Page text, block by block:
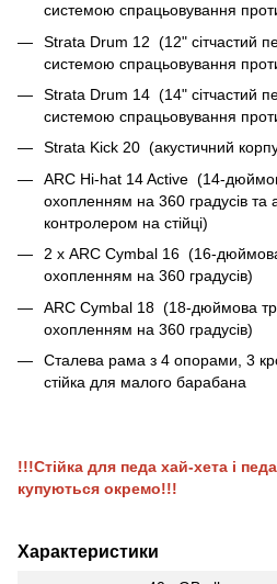
системою спрацьовування
Strata Drum 12 (12" сітчастий
системою спрацьовування
Strata Drum 14 (14" сітчастий
системою спрацьовування
Strata Kick 20 (акустичний
ARC Hi-hat 14 Active (14-
охопленням на 360 градусів та
контролером на стійці)
2 х ARC Cymbal 16 (16-дюймова
охопленням на 360 градусів)
ARC Cymbal 18 (18-дюймова
охопленням на 360 градусів)
Сталева рама з 4 опорами, 3
стійка для малого барабана
!!!Стійка для педа хай-хета і
купуються окремо!!!
Характеристики